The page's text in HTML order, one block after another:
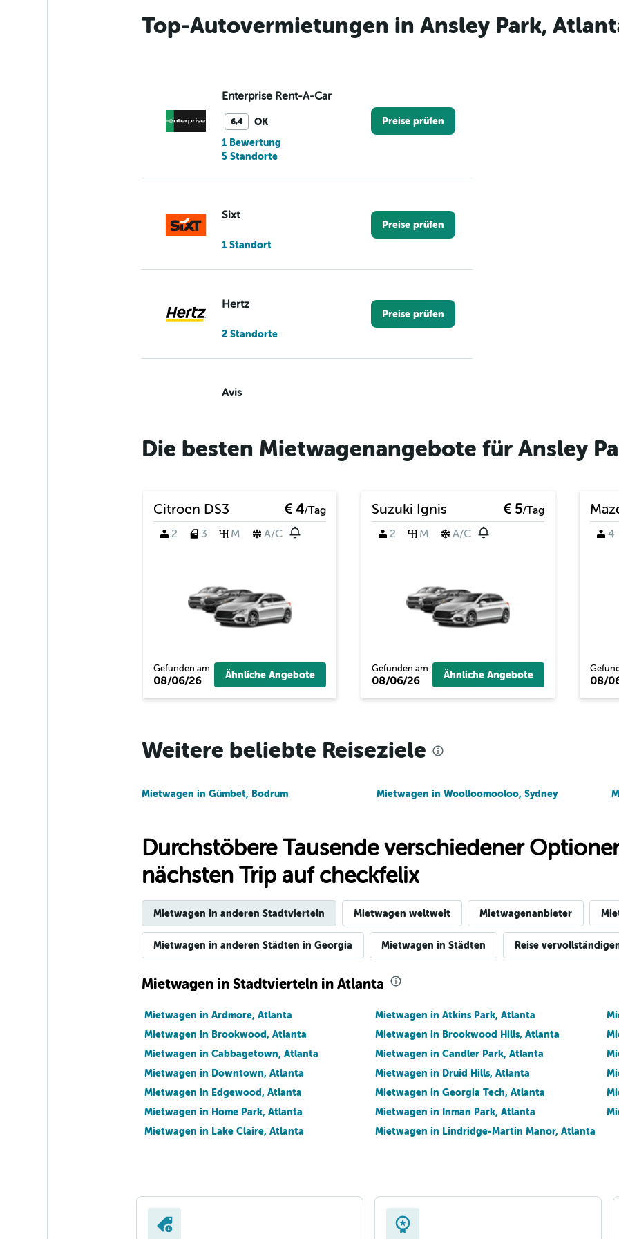
Top-Autovermietungen in Ansley Park,
Enterprise Rent-A-Car
6,4
OK
1 Bewertung
5 Standorte
Preise prüfen
Sixt
1 Standort
Preise prüfen
Hertz
2 Standorte
Preise prüfen
Avis
11 Bewertungen
2 Standorte
Die besten Mietwagenangebote für Ansley
Citroen DS3 € 4/Tag
2
3 M A/C
Gefunden am
08/06/26 Ähnliche Angebote
Suzuki Ignis € 5/Tag
2
M A/C
Gefunden am
08/06/26 Ähnliche Angebote
4
08/
Weitere beliebte Reiseziele
Mietwagen in Gümbet, Bodrum Mietwagen in Woolloomooloo, Sydney
Durchstöbere Tausende verschiedener
nächsten Trip auf checkfelix
Mietwagen in anderen Stadtvierteln Mietwagen weltweit Mietwagenanbieter
Mietwagen in anderen Städten in Georgia Mietwagen in Städten Reise
Mietwagen in Stadtvierteln in Atlanta
Mietwagen in Ardmore, Atlanta Mietwagen in Atkins Park, Atlanta
Mietwagen in Brookwood, Atlanta
Mietwagen in Brookwood Hills, Atlanta
Mietwagen in Cabbagetown, Atlanta
Mietwagen in Candler Park, Atlanta
Mietwagen in Downtown, Atlanta
Mietwagen in Druid Hills, Atlanta
Mietwagen in Edgewood, Atlanta
Mietwagen in Georgia Tech, Atlanta
Mietwagen in Home Park, Atlanta
Mietwagen in Inman Park, Atlanta
Mietwagen in Lake Claire, Atlanta
Mietwagen in Lindridge-Martin Manor, Atlanta